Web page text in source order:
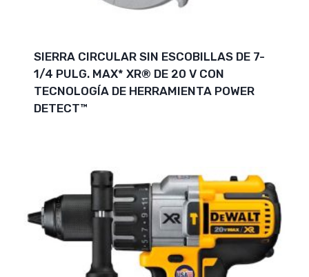
SIERRA CIRCULAR SIN ESCOBILLAS DE 7-
1/4 PULG. MAX* XR® DE 20 V CON
TECNOLOGÍA DE HERRAMIENTA POWER
DETECT™